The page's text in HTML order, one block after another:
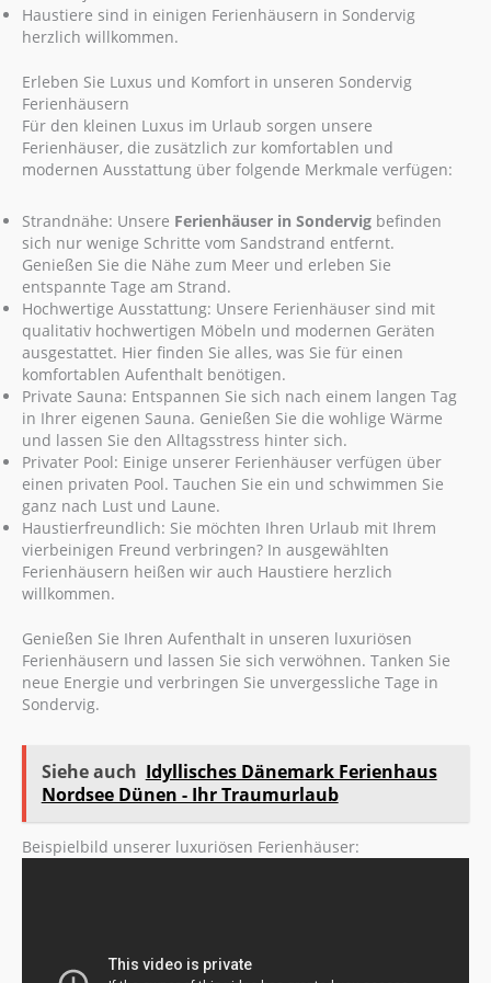
Haustiere sind in einigen Ferienhäusern in Sondervig
herzlich willkommen.
Erleben Sie Luxus und Komfort in unseren Sondervig
Ferienhäusern
Für den kleinen Luxus im Urlaub sorgen unsere
Ferienhäuser, die zusätzlich zur komfortablen und
modernen Ausstattung über folgende Merkmale verfügen:
Strandnähe: Unsere Ferienhäuser in Sondervig befinden
sich nur wenige Schritte vom Sandstrand entfernt.
Genießen Sie die Nähe zum Meer und erleben Sie
entspannte Tage am Strand.
Hochwertige Ausstattung: Unsere Ferienhäuser sind mit
qualitativ hochwertigen Möbeln und modernen Geräten
ausgestattet. Hier finden Sie alles, was Sie für einen
komfortablen Aufenthalt benötigen.
Private Sauna: Entspannen Sie sich nach einem langen Tag
in Ihrer eigenen Sauna. Genießen Sie die wohlige Wärme
und lassen Sie den Alltagsstress hinter sich.
Privater Pool: Einige unserer Ferienhäuser verfügen über
einen privaten Pool. Tauchen Sie ein und schwimmen Sie
ganz nach Lust und Laune.
Haustierfreundlich: Sie möchten Ihren Urlaub mit Ihrem
vierbeinigen Freund verbringen? In ausgewählten
Ferienhäusern heißen wir auch Haustiere herzlich
willkommen.
Genießen Sie Ihren Aufenthalt in unseren luxuriösen
Ferienhäusern und lassen Sie sich verwöhnen. Tanken Sie
neue Energie und verbringen Sie unvergessliche Tage in
Sondervig.
Siehe auch Idyllisches Dänemark Ferienhaus
Nordsee Dünen - Ihr Traumurlaub
Beispielbild unserer luxuriösen Ferienhäuser: